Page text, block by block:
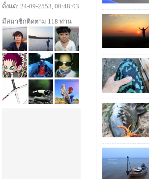
ตั้งแต่: 24-09-2553, 00:48:03
มีสมาชิกติดตาม 118 ท่าน